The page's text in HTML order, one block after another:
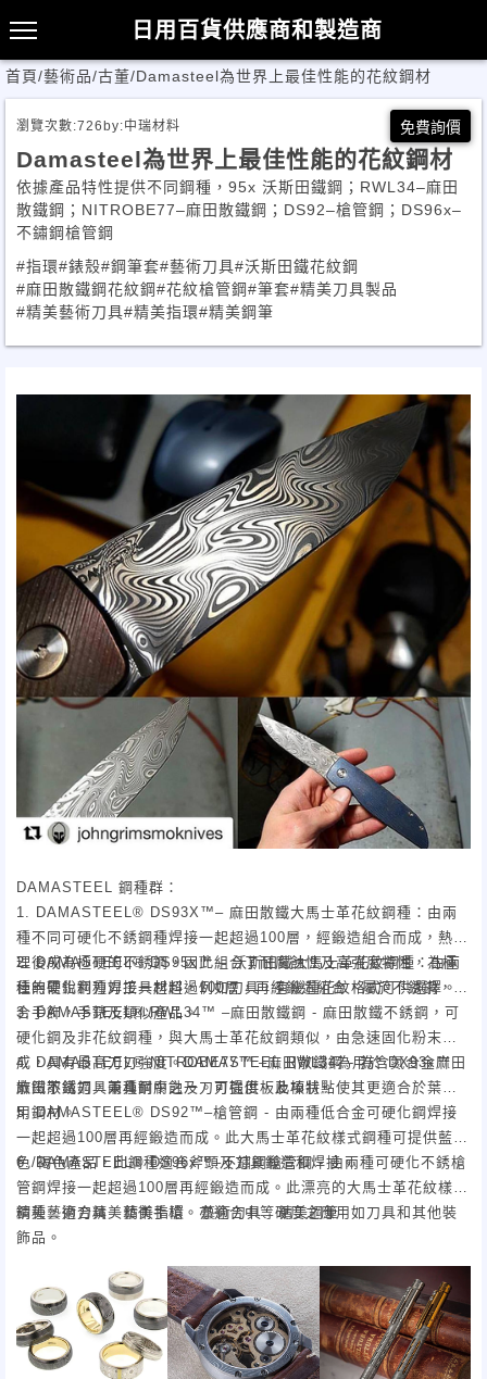
日用百貨供應商和製造商
首頁/藝術品/古董/Damasteel為世界上最佳性能的花紋鋼材
瀏覽次數:726 by:中瑞材料 免費詢價
Damasteel為世界上最佳性能的花紋鋼材
依據產品特性提供不同鋼種，95x 沃斯田鐵鋼；RWL34–麻田
散鐵鋼；NITROBE77–麻田散鐵鋼；DS92–槍管鋼；DS96x–
不鏽鋼槍管鋼
#指環#錶殼#鋼筆套#藝術刀具#沃斯田鐵花紋鋼
#麻田散鐵鋼花紋鋼#花紋槍管鋼#筆套#精美刀具製品
#精美藝術刀具#精美指環#精美鋼筆
DAMASTEEL 鋼種群：
1. DAMASTEEL® DS93X™– 麻田散鐵大馬士革花紋鋼種：由兩
種不同可硬化不銹鋼種焊接一起超過100層，經鍛造組合而成，熱處
理後成為極硬的不銹鋼，因此組合了耐腐蝕性及高強度特性，為極
佳的需銳利刀刃工具材料，例如刀具，有幾種花紋格式可供選擇。
2. DAMASTEEL® DS95x™ – 沃斯田鐵大馬士革花紋鋼種：由兩
種無硬化鋼種焊接一起超過100層，再經鍛造組合，屬於不銹鋼，適
合手飾，手錶及類似產品。
3. DAMASTEEL® RWL34™ –麻田散鐵鋼 - 麻田散鐵不銹鋼，可
硬化鋼及非花紋鋼種，與大馬士革花紋鋼類似，由急速固化粉末製
成，具有最高刀刃強度。DAMASTEEL RWL34為用於 DX93x™
麻田散鐵刀具兩種鋼中之一。可提供板及棒狀。
4. DAMASTEEL® NITROBE77™ –麻田散鐵鋼 - 為含氮合金麻田
散鐵不銹鋼，兼具耐腐蝕及刀刃強度，此項特點使其更適合於葉片
用鋼材。
5. DAMASTEEL® DS92™–槍管鋼 - 由兩種低合金可硬化鋼焊接
一起超過100層再經鍛造而成。此大馬士革花紋樣式鋼種可提供藍
色/褐色產品，此鋼種適合斧頭及刀具鍛造和焊接。
6. DAMASTEEL® DS96x™–不鏽鋼槍管鋼 - 由兩種可硬化不銹槍
管鋼焊接一起超過100層再經鍛造而成。此漂亮的大馬士革花紋樣式
鋼種，適合精美藝術手槍。亦適合中等硬度之應用如刀具和其他裝
飾品。
精美藝術刀具 精美指環 藝術刀具 精美鋼筆